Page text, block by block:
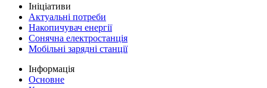
Ініціативи
Актуальні потреби
Накопичувач енергії
Сонячна електростанція
Мобільні зарядні станції
Інформація
Основне